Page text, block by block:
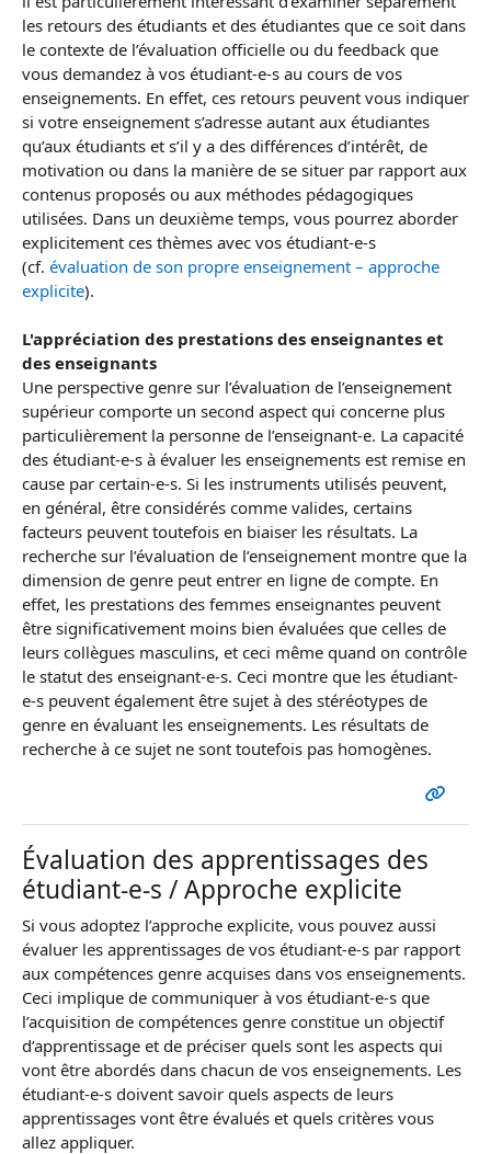
les retours des étudiants et des étudiantes que ce soit dans
le contexte de l’évaluation officielle ou du feedback que
vous demandez à vos étudiant-e-s au cours de vos
enseignements. En effet, ces retours peuvent vous indiquer
si votre enseignement s’adresse autant aux étudiantes
qu’aux étudiants et s’il y a des différences d’intérêt, de
motivation ou dans la manière de se situer par rapport aux
contenus proposés ou aux méthodes pédagogiques
utilisées. Dans un deuxième temps, vous pourrez aborder
explicitement ces thèmes avec vos étudiant-e-s
(cf. évaluation de son propre enseignement – approche
explicite).
L'appréciation des prestations des enseignantes et
des enseignants
Une perspective genre sur l’évaluation de l’enseignement
supérieur comporte un second aspect qui concerne plus
particulièrement la personne de l’enseignant-e. La capacité
des étudiant-e-s à évaluer les enseignements est remise en
cause par certain-e-s. Si les instruments utilisés peuvent,
en général, être considérés comme valides, certains
facteurs peuvent toutefois en biaiser les résultats. La
recherche sur l’évaluation de l’enseignement montre que la
dimension de genre peut entrer en ligne de compte. En
effet, les prestations des femmes enseignantes peuvent
être significativement moins bien évaluées que celles de
leurs collègues masculins, et ceci même quand on contrôle
le statut des enseignant-e-s. Ceci montre que les étudiant-
e-s peuvent également être sujet à des stéréotypes de
genre en évaluant les enseignements. Les résultats de
recherche à ce sujet ne sont toutefois pas homogènes.
Évaluation des apprentissages des
étudiant-e-s / Approche explicite
Si vous adoptez l’approche explicite, vous pouvez aussi
évaluer les apprentissages de vos étudiant-e-s par rapport
aux compétences genre acquises dans vos enseignements.
Ceci implique de communiquer à vos étudiant-e-s que
l’acquisition de compétences genre constitue un objectif
d’apprentissage et de préciser quels sont les aspects qui
vont être abordés dans chacun de vos enseignements. Les
étudiant-e-s doivent savoir quels aspects de leurs
apprentissages vont être évalués et quels critères vous
allez appliquer.